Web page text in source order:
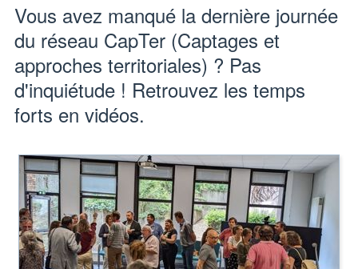
Vous avez manqué la dernière journée
du réseau CapTer (Captages et
approches territoriales) ? Pas
d'inquiétude ! Retrouvez les temps
forts en vidéos.